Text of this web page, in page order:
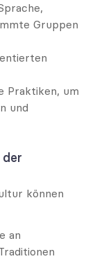
Gruppen
Praktiken, um
und
können
an